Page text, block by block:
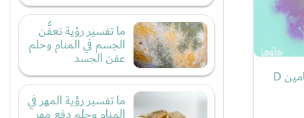
نقص فيتامين دال وتعويض فيتامين D
ما تفسير رؤية تعفُّن
الجسم في المنام وحلم
عفن الجسد
ما تفسير رؤية المهر في